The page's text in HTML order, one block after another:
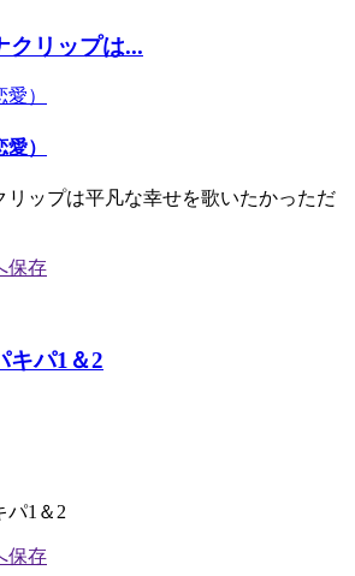
クリップは...
）
）
リップは平凡な幸せを歌いたかっただ
キパ1＆2
パ1＆2